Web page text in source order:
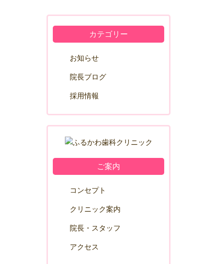
カテゴリー
お知らせ
院長ブログ
採用情報
ご案内
コンセプト
クリニック案内
院長・スタッフ
アクセス